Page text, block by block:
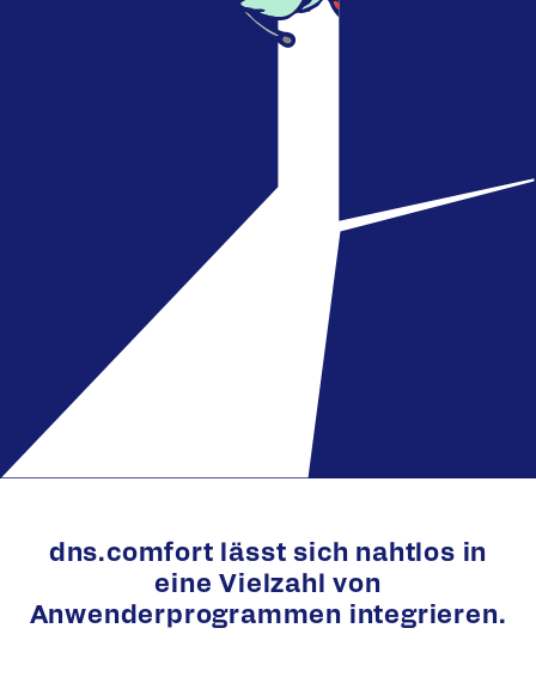
dns.comfort lässt sich nahtlos in
eine Vielzahl von
Anwenderprogrammen integrieren.